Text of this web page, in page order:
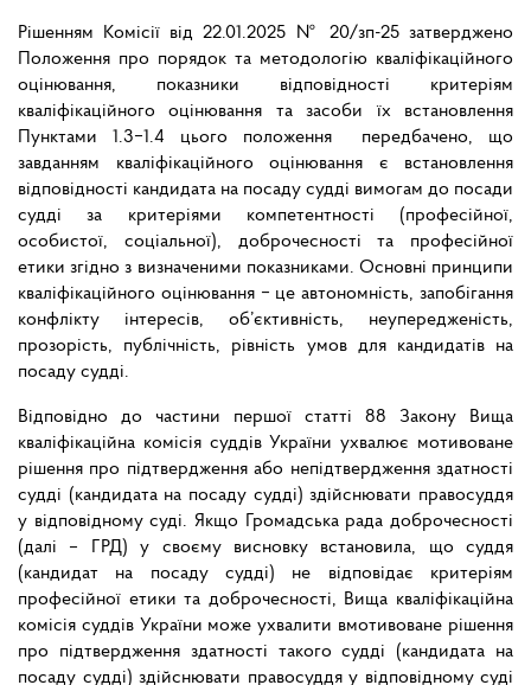
Рішенням Комісії від 22.01.2025 № 20/зп-25 затверджено
Положення про порядок та методологію кваліфікаційного
оцінювання, показники відповідності критеріям
кваліфікаційного оцінювання та засоби їх встановлення
Пунктами 1.3‒1.4 цього положення передбачено, що
завданням кваліфікаційного оцінювання є встановлення
відповідності кандидата на посаду судді вимогам до посади
судді за критеріями компетентності (професійної,
особистої, соціальної), доброчесності та професійної
етики згідно з визначеними показниками. Основні принципи
кваліфікаційного оцінювання ‒ це автономність, запобігання
конфлікту інтересів, об’єктивність, неупередженість,
прозорість, публічність, рівність умов для кандидатів на
посаду судді.
Відповідно до частини першої статті 88 Закону Вища
кваліфікаційна комісія суддів України ухвалює мотивоване
рішення про підтвердження або непідтвердження здатності
судді (кандидата на посаду судді) здійснювати правосуддя
у відповідному суді. Якщо Громадська рада доброчесності
(далі – ГРД) у своєму висновку встановила, що суддя
(кандидат на посаду судді) не відповідає критеріям
професійної етики та доброчесності, Вища кваліфікаційна
комісія суддів України може ухвалити вмотивоване рішення
про підтвердження здатності такого судді (кандидата на
посаду судді) здійснювати правосуддя у відповідному суді